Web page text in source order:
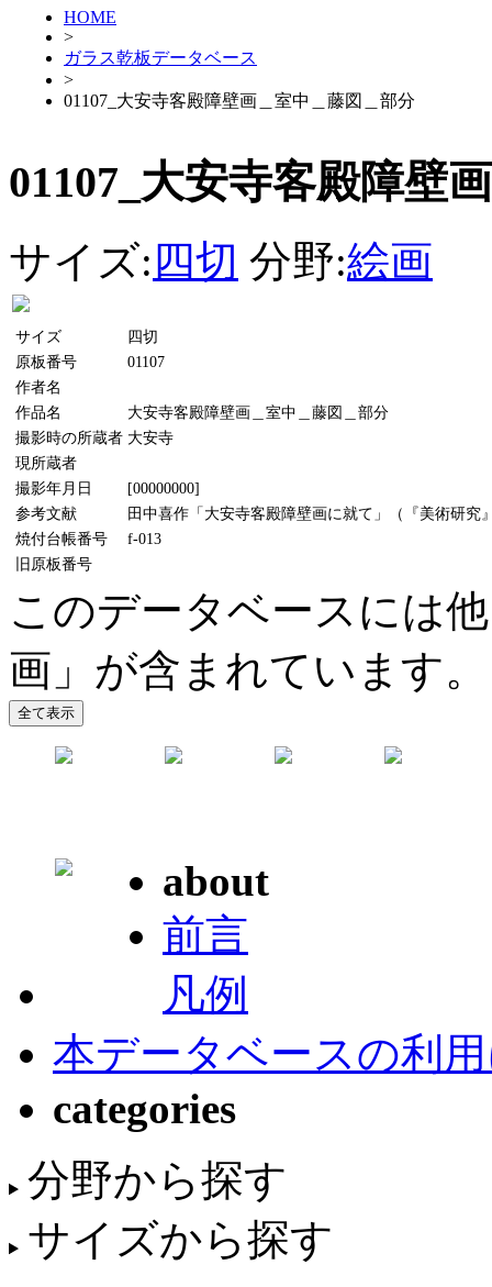
HOME
>
ガラス乾板データベース
>
01107_大安寺客殿障壁画＿室中＿藤図＿部分
01107_大安寺客殿障壁
サイズ: 四切 分野:絵画
サイズ
四切
原板番号
01107
作者名
作品名
大安寺客殿障壁画＿室中＿藤図＿部分
撮影時の所蔵者 大安寺
現所蔵者
撮影年月日
[00000000]
参考文献
田中喜作「大安寺客殿障壁画に就て」（『美術研究
焼付台帳番号
f-013
旧原板番号
このデータベースには
画」が含まれています。
about
前言
凡例
本データベースの利
categories
分野から探す
サイズから探す